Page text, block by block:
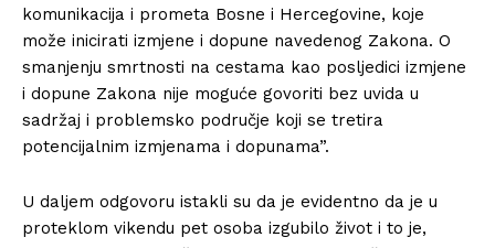
komunikacija i prometa Bosne i Hercegovine, koje
može inicirati izmjene i dopune navedenog Zakona. O
smanjenju smrtnosti na cestama kao posljedici izmjene
i dopune Zakona nije moguće govoriti bez uvida u
sadržaj i problemsko područje koji se tretira
potencijalnim izmjenama i dopunama”.
U daljem odgovoru istakli su da je evidentno da je u
proteklom vikendu pet osoba izgubilo život i to je,